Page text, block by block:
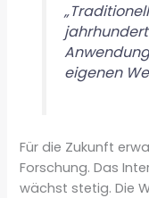
eigenen
Für die Zukunft
Forschung. Das
wächst stetig. Die